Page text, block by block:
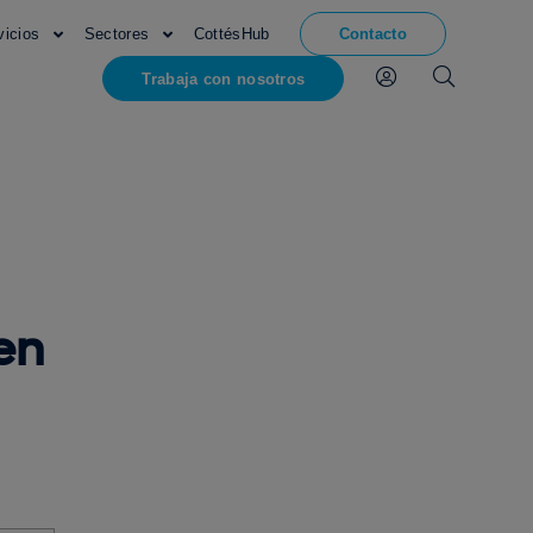
Sectores CottésHub Contacto
Trabaja con nosotros